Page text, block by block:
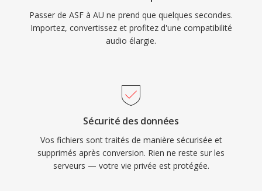
Passer de ASF à AU ne prend que quelques secondes.
Importez, convertissez et profitez d'une compatibilité
audio élargie.
Sécurité des données
Vos fichiers sont traités de manière sécurisée et
supprimés après conversion. Rien ne reste sur les
serveurs — votre vie privée est protégée.